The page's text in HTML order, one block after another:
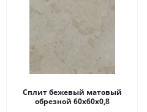
Сплит бежевый матовый
обрезной 60x60x0,8